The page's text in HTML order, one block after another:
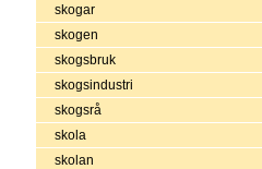
skogar
skogen
skogsbruk
skogsindustri
skogsrå
skola
skolan